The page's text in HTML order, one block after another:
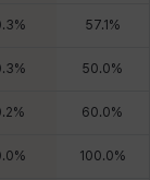
% 57.1 %
% 50.0%
% 60.0%
% 100.0%